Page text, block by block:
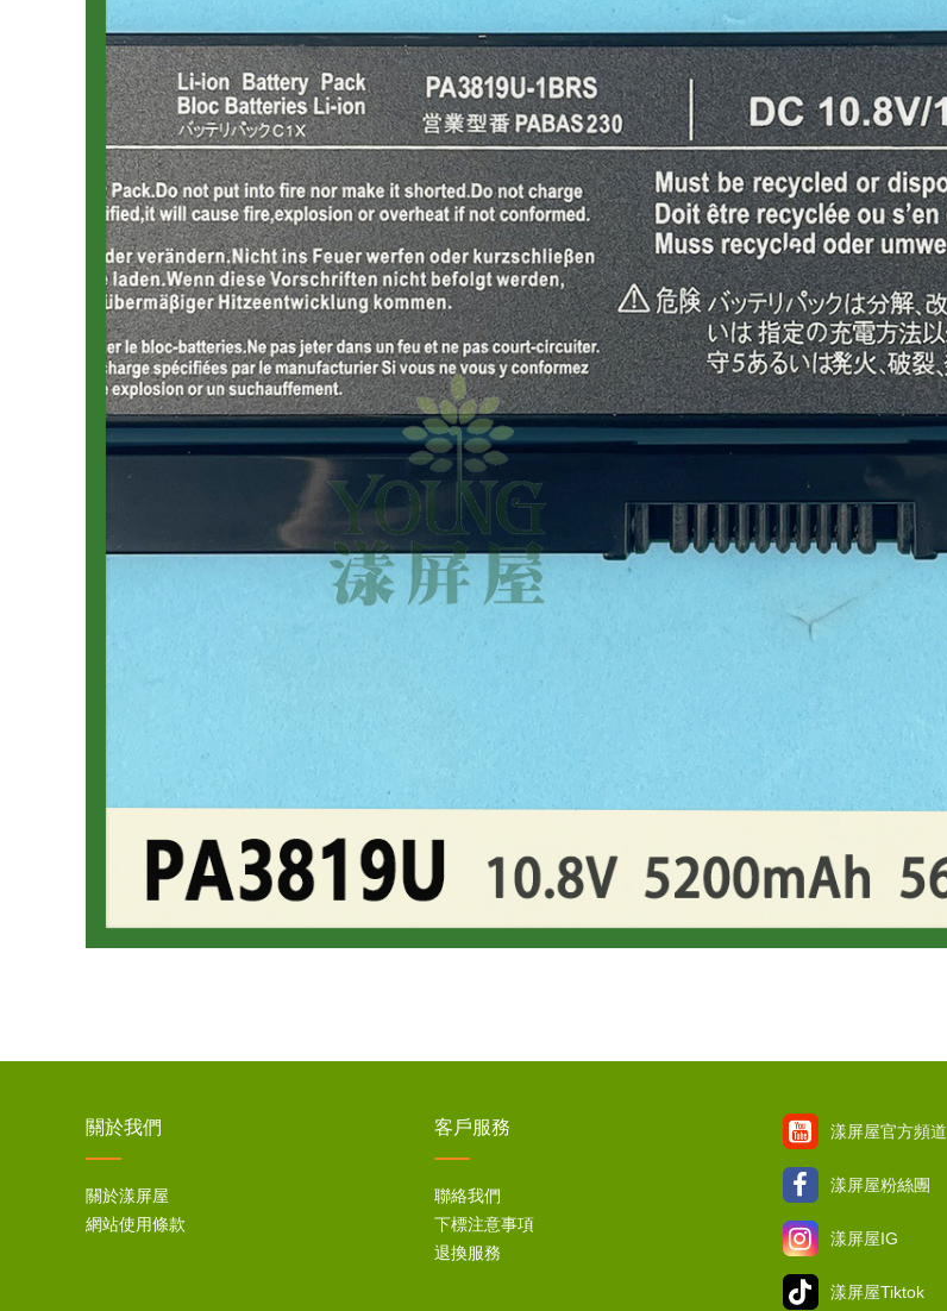
關於我們
關於漾屏屋
網站使用條款
客戶服務
聯絡我們
下標注意事項
退換服務
漾屏屋官方頻道
漾屏屋粉絲團
漾屏屋IG
漾屏屋Tiktok